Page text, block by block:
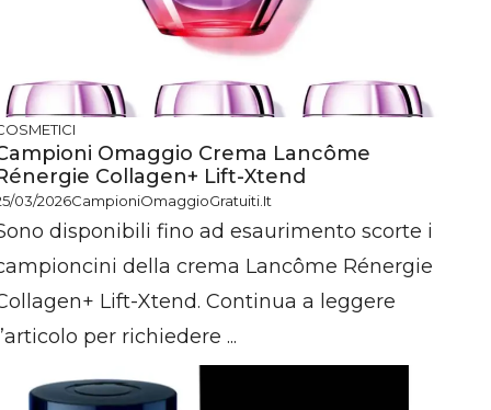
Omaggio Crema Lancôme
Collagen+ Lift-Xtend
03/2026CampioniOmaggioGratuiti.it
disponibili fino ad esaurimento scorte i
della crema Lancôme Rénergie
Lift-Xtend. Continua a leggere
per richiedere ...